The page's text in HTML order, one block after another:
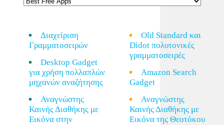
Διαχείριση
Γραμματοσειρών
Desktop Gadget
για χρήση πολλαπλών
μηχανών αναζήτησης
Αναγνώστης
Καινής Διαθήκης με
Εικόνα στην
Old Standard και
Didot πολυτονικές
γραμματοσειρές
Amazon Search
Gadget
Αναγνώστης
Καινής Διαθήκης με
Εικόνα της Θεοτόκου